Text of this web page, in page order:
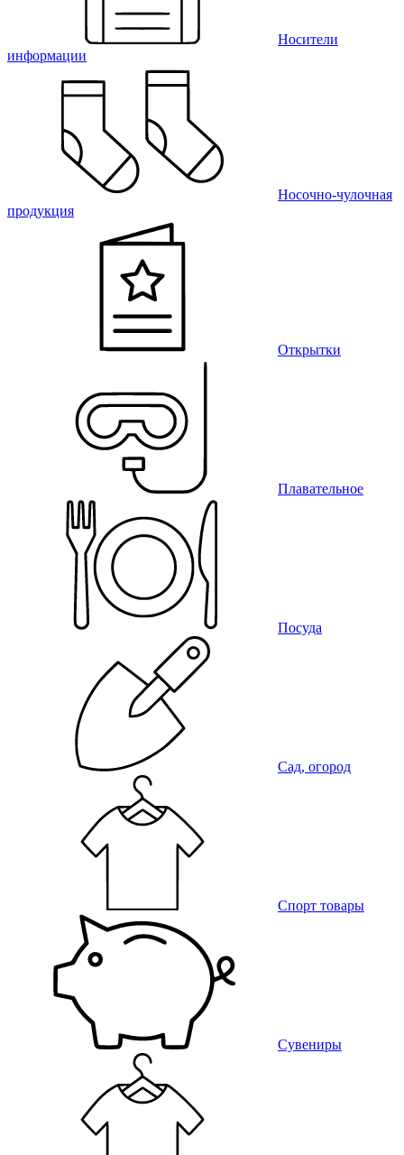
Носители
информации
Носочно-чулочная
продукция
Открытки
Плавательное
Посуда
Сад, огород
Спорт товары
Сувениры